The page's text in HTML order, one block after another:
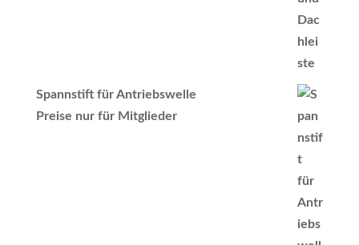
Spannstift für Antriebswelle
Preise nur für Mitglieder